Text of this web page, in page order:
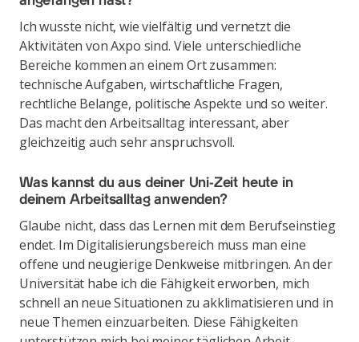
Ich wusste nicht, wie vielfältig und vernetzt die
Aktivitäten von Axpo sind. Viele unterschiedliche
Bereiche kommen an einem Ort zusammen:
technische Aufgaben, wirtschaftliche Fragen,
rechtliche Belange, politische Aspekte und so weiter.
Das macht den Arbeitsalltag interessant, aber
gleichzeitig auch sehr anspruchsvoll.
Was kannst du aus deiner Uni-Zeit heute in
deinem Arbeitsalltag anwenden?
Glaube nicht, dass das Lernen mit dem Berufseinstieg
endet. Im Digitalisierungsbereich muss man eine
offene und neugierige Denkweise mitbringen. An der
Universität habe ich die Fähigkeit erworben, mich
schnell an neue Situationen zu akklimatisieren und in
neue Themen einzuarbeiten. Diese Fähigkeiten